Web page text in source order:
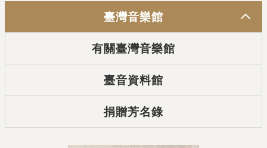
臺灣音樂館
有關臺灣音樂館
臺音資料館
捐贈芳名錄